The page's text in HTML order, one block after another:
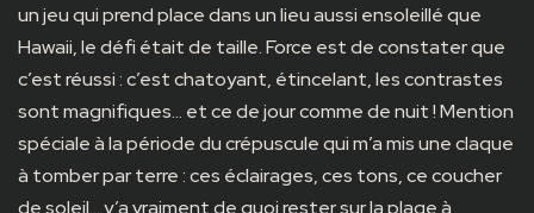
un jeu qui prend place dans un lieu aussi ensoleillé que
Hawaii, le défi était de taille. Force est de constater que
c’est réussi : c’est chatoyant, étincelant, les contrastes
sont magnifiques… et ce de jour comme de nuit ! Mention
spéciale à la période du crépuscule qui m’a mis une claque
à tomber par terre : ces éclairages, ces tons, ce coucher
de soleil… y’a vraiment de quoi rester sur la plage à